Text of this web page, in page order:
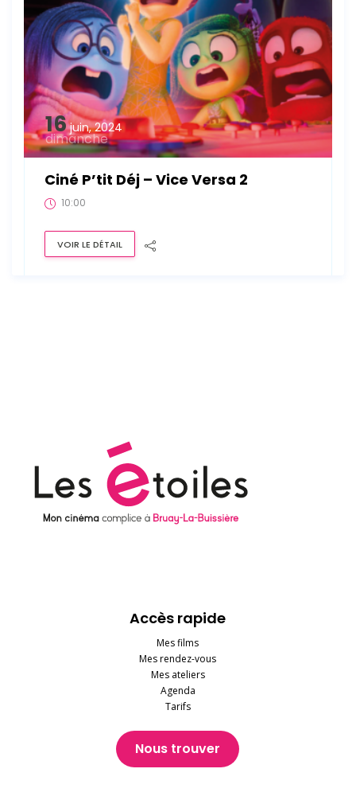
16 juin, 2024
dimanche
Ciné P’tit Déj – Vice Versa 2
10:00
VOIR LE DÉTAIL
Accès rapide
Mes films
Mes rendez-vous
Mes ateliers
Agenda
Tarifs
Nous trouver